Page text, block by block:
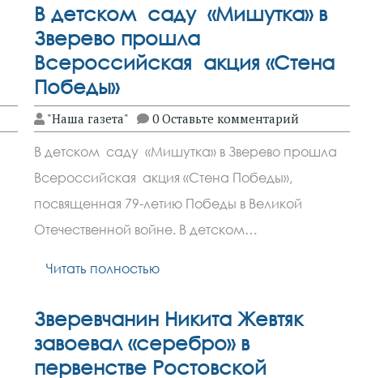
В детском саду «Мишутка» в
Зверево прошла
Всероссийская акция «Стена
Победы»
"Наша газета" 0 Оставьте комментарий
В детском саду «Мишутка» в Зверево прошла
Всероссийская акция «Стена Победы»,
посвященная 79-летию Победы в Великой
Отечественной войне. В детском…
Читать полностью
Зверевчанин Никита Жевтяк
завоевал «серебро» в
первенстве Ростовской